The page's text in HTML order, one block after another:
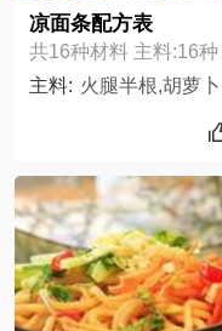
凉面条配方表
共16种材料 主料:16种
主料: 火腿半根,胡萝卜1小节,黄瓜1小节,海苔适量,凉面200克,盐少许,油适量,鸡精少许,香醋适量,生抽少许,辣椒酱适量,麻油适量,芝麻酱适量,虾皮适量,芝麻少许,花生适量